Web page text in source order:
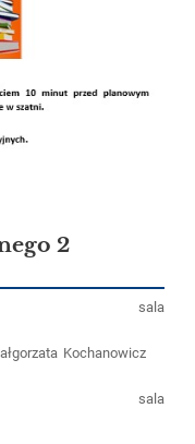
2
sala
Kochanowicz
sala